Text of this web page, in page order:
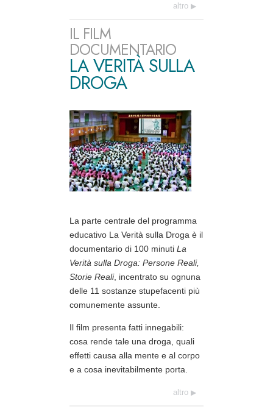
altro
IL FILM
DOCUMENTARIO
LA VERITÀ SULLA
DROGA
La parte centrale del programma
educativo La Verità sulla Droga è il
documentario di 100 minuti La
Verità sulla Droga: Persone Reali,
Storie Reali, incentrato su ognuna
delle 11 sostanze stupefacenti più
comunemente assunte.
Il film presenta fatti innegabili:
cosa rende tale una droga, quali
effetti causa alla mente e al corpo
e a cosa inevitabilmente porta.
altro